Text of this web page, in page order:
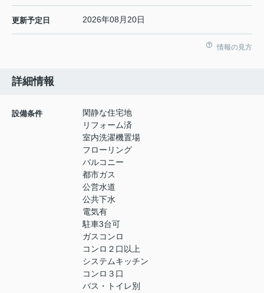
更新予定日 2026年08月20日
情報の見方
詳細情報
設備条件
閑静な住宅地
リフォーム済
室内洗濯機置場
フローリング
バルコニー
都市ガス
公営水道
公共下水
電気有
駐車3台可
ガスコンロ
コンロ２口以上
システムキッチン
コンロ３口
バス・トイレ別